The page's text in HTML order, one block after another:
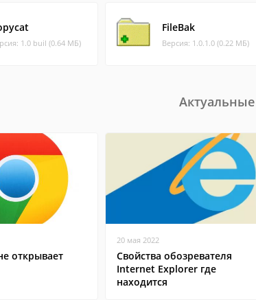
1.0 buil (0.64 МБ)
FileBak
Версия: 1.0.1.0 (0.22 МБ)
Актуальные
открывает
20 мая 2022
Свойства обозревателя
Internet Explorer где
находится